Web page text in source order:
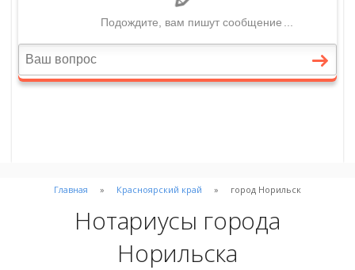
Главная Красноярский край город Норильск
Нотариусы города
Норильска